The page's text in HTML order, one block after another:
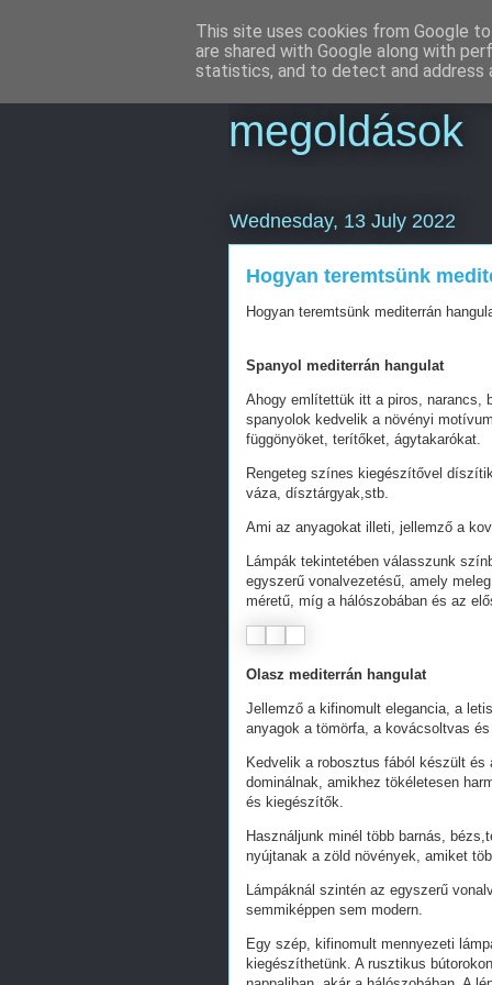
Online
megoldások
Wednesday, 13 July 2022
Hogyan teremtsünk
Hogyan teremtsünk mediterrán
Spanyol mediterrán hangulat
Ahogy említettük itt a piros, narancs,
spanyolok kedvelik a növényi
függönyöket, terítőket, ágytakarókat.
Rengeteg színes kiegészítővel
váza, dísztárgyak,stb.
Ami az anyagokat illeti, jellemző a
Lámpák tekintetében válasszunk
egyszerű vonalvezetésű, amely
méretű, míg a hálószobában és az
Olasz mediterrán hangulat
Jellemző a kifinomult elegancia, a
anyagok a tömörfa, a kovácsoltvas
Kedvelik a robosztus fából készült
dominálnak, amikhez tökéletesen
és kiegészítők.
Használjunk minél több barnás,
nyújtanak a zöld növények, amiket
Lámpáknál szintén az egyszerű
semmiképpen sem modern.
Egy szép, kifinomult mennyezeti
kiegészíthetünk. A rusztikus
This site uses cookies from Google
are shared with Google along with
statistics, and to detect and address